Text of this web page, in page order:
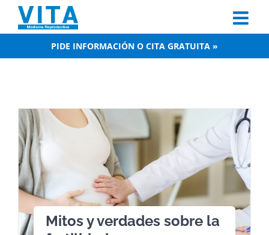
content
PIDE INFORMACIÓN O CITA GRATUITA »
Mitos y verdades sobre la